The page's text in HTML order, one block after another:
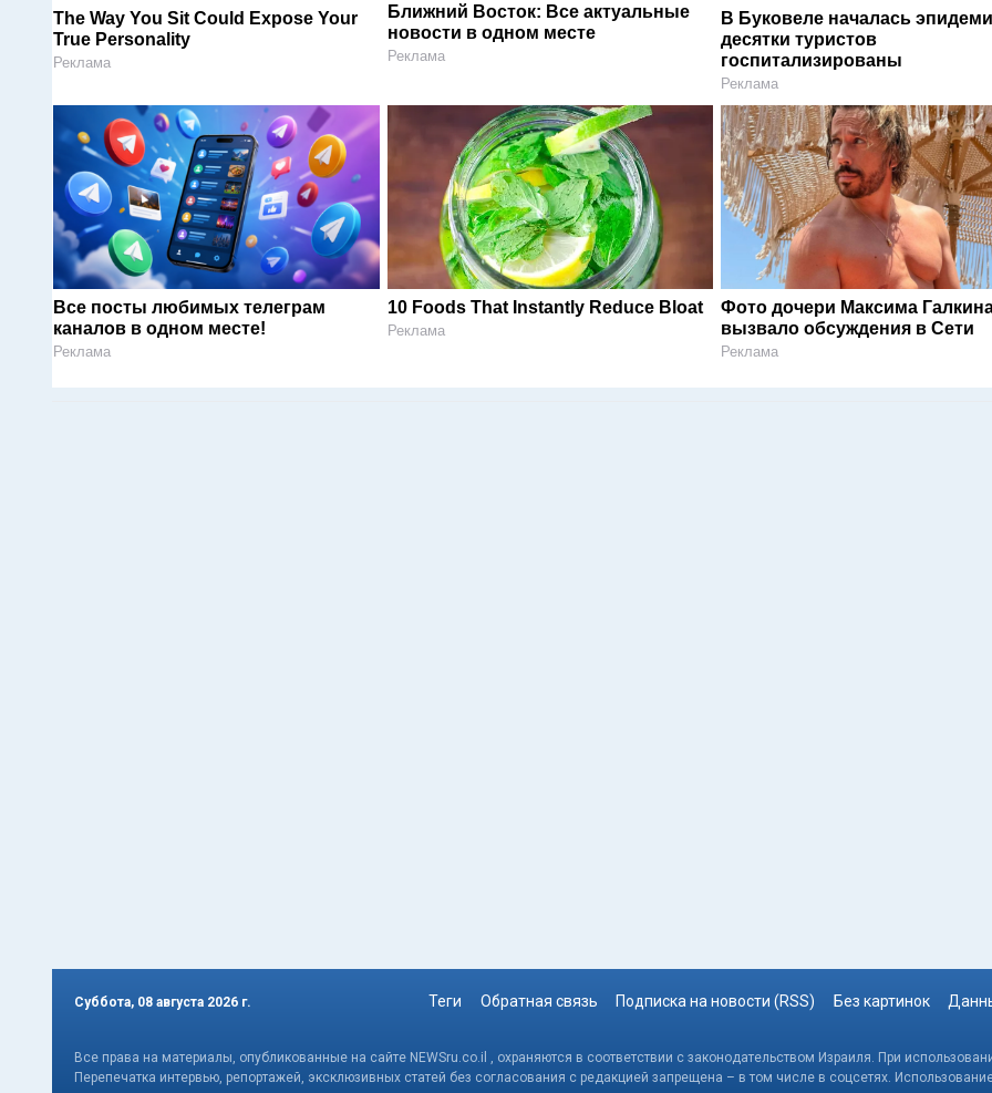
The Way You Sit Could Expose Your
True Personality
Реклама
Ближний Восток: Все актуальные
новости в одном месте
Реклама
В Буковеле началась
десятки туристов
госпитализированы
Реклама
Все посты любимых телеграм
каналов в одном месте!
Реклама
10 Foods That Instantly Reduce Bloat
Реклама
Фото дочери Максима
вызвало обсуждения в Сети
Реклама
Суббота, 08 августа 2026 г. Теги Обратная связь Подписка на новости (RSS) Без картинок
Все права на материалы, опубликованные на сайте NEWSru.co.il , охраняются в соответствии с законодательством Израиля. При
Перепечатка интервью, репортажей, эксклюзивных статей без согласования с редакцией запрещена – в том числе в соцсетях.